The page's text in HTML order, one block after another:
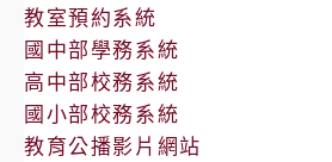
教室預約系統
國中部學務系統
高中部校務系統
國小部校務系統
教育公播影片網站